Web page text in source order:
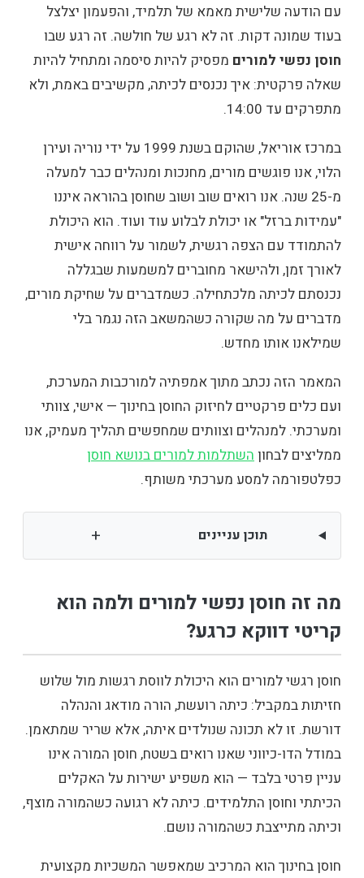
עם הודעה שלישית מאמא של תלמיד, והפעמון יצלצל
בעוד שמונה דקות. זה לא רגע של חולשה. זה רגע שבו
חוסן נפשי למורים מפסיק להיות סיסמה ומתחיל להיות
שאלה פרקטית: איך נכנסים לכיתה, מקשיבים באמת, ולא
מתפרקים עד 14:00.
במרכז אוריאל, שהוקם בשנת 1999 על ידי נוריה ועירן
הלוי, אנו פוגשים מורים, מחנכות ומנהלים כבר למעלה
מ-25 שנה. אנו רואים שוב ושוב שחוסן בהוראה איננו
"עמידות ברזל" או יכולת לבלוע עוד ועוד. הוא היכולת
להתמודד עם הצפה רגשית, לשמור על רווחה אישית
לאורך זמן, ולהישאר מחוברים למשמעות שבגללה
נכנסתם לכיתה מלכתחילה. כשמדברים על שחיקת מורים,
מדברים על מה שקורה כשהמשאב הזה נגמר בלי
שמילאנו אותו מחדש.
המאמר הזה נכתב מתוך אמפתיה למורכבות המערכת,
ועם כלים פרקטיים לחיזוק החוסן בחינוך — אישי, צוותי
ומערכתי. למנהלים וצוותים שמחפשים תהליך מעמיק, אנו
ממליצים לבחון השתלמות למורים בנושא חוסן
כפלטפורמה למסע מערכתי משותף.
תוכן עניינים +
מה זה חוסן נפשי למורים ולמה הוא
קריטי דווקא כרגע?
חוסן רגשי למורים הוא היכולת לווסת רגשות מול שלוש
חזיתות במקביל: כיתה רועשת, הורה מודאג והנהלה
דורשת. זו לא תכונה שנולדים איתה, אלא שריר שמתאמן.
במודל הדו-כיווני שאנו רואים בשטח, חוסן המורה אינו
עניין פרטי בלבד — הוא משפיע ישירות על האקלים
הכיתתי וחוסן התלמידים. כיתה לא רגועה כשהמורה מוצף,
וכיתה מתייצבת כשהמורה נושם.
חוסן בחינוך הוא המרכיב שמאפשר המשכיות מקצועית